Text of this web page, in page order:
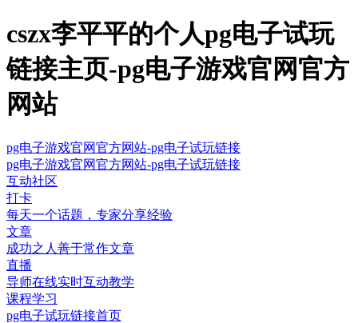
cszx李平平的个人pg电子试玩
链接主页-pg电子游戏官网官方
网站
pg电子游戏官网官方网站-pg电子试玩链接
pg电子游戏官网官方网站-pg电子试玩链接
互动社区
打卡
每天一个话题，专家分享经验
文章
成功之人善于常作文章
直播
导师在线实时互动教学
课程学习
pg电子试玩链接首页